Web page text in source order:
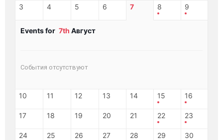
3 4 5 6 7 8 9
Events for 7th Август
События отсутствуют
10 11 12 13 14 15 16
17 18 19 20 21 22 23
24 25 26 27 28 29 30